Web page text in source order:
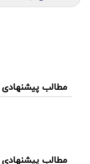
مطالب پیشنهادی
مطالب پیشنهادی